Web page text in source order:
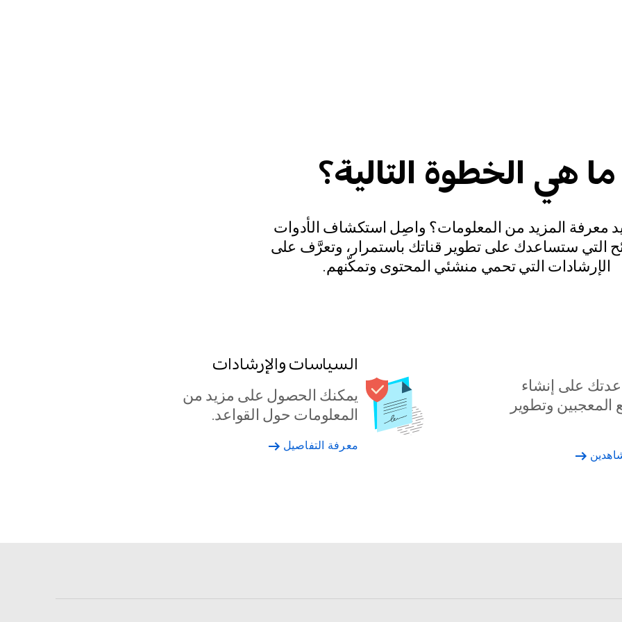
ما هي الخطوة التالية؟
معرفة المزيد من المعلومات؟ واصِل استكشاف الأدوات
التي ستساعدك على تطوير قناتك باستمرار، وتعرَّف على
الإرشادات التي تحمي منشئي المحتوى وتمكّنهم.
على إنشاء
المعجبين وتطوير
السياسات والإرشادات
يمكنك الحصول على مزيد من
المعلومات حول القواعد.
معرفة التفاصيل